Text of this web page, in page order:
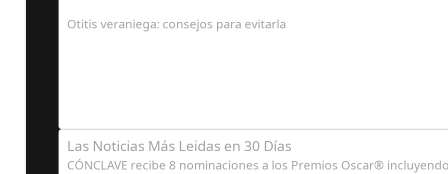
Otitis veraniega: consejos para evitarla
Las Noticias Más Leidas en 30 Días
CÓNCLAVE recibe 8 nominaciones a los Premios Oscar®